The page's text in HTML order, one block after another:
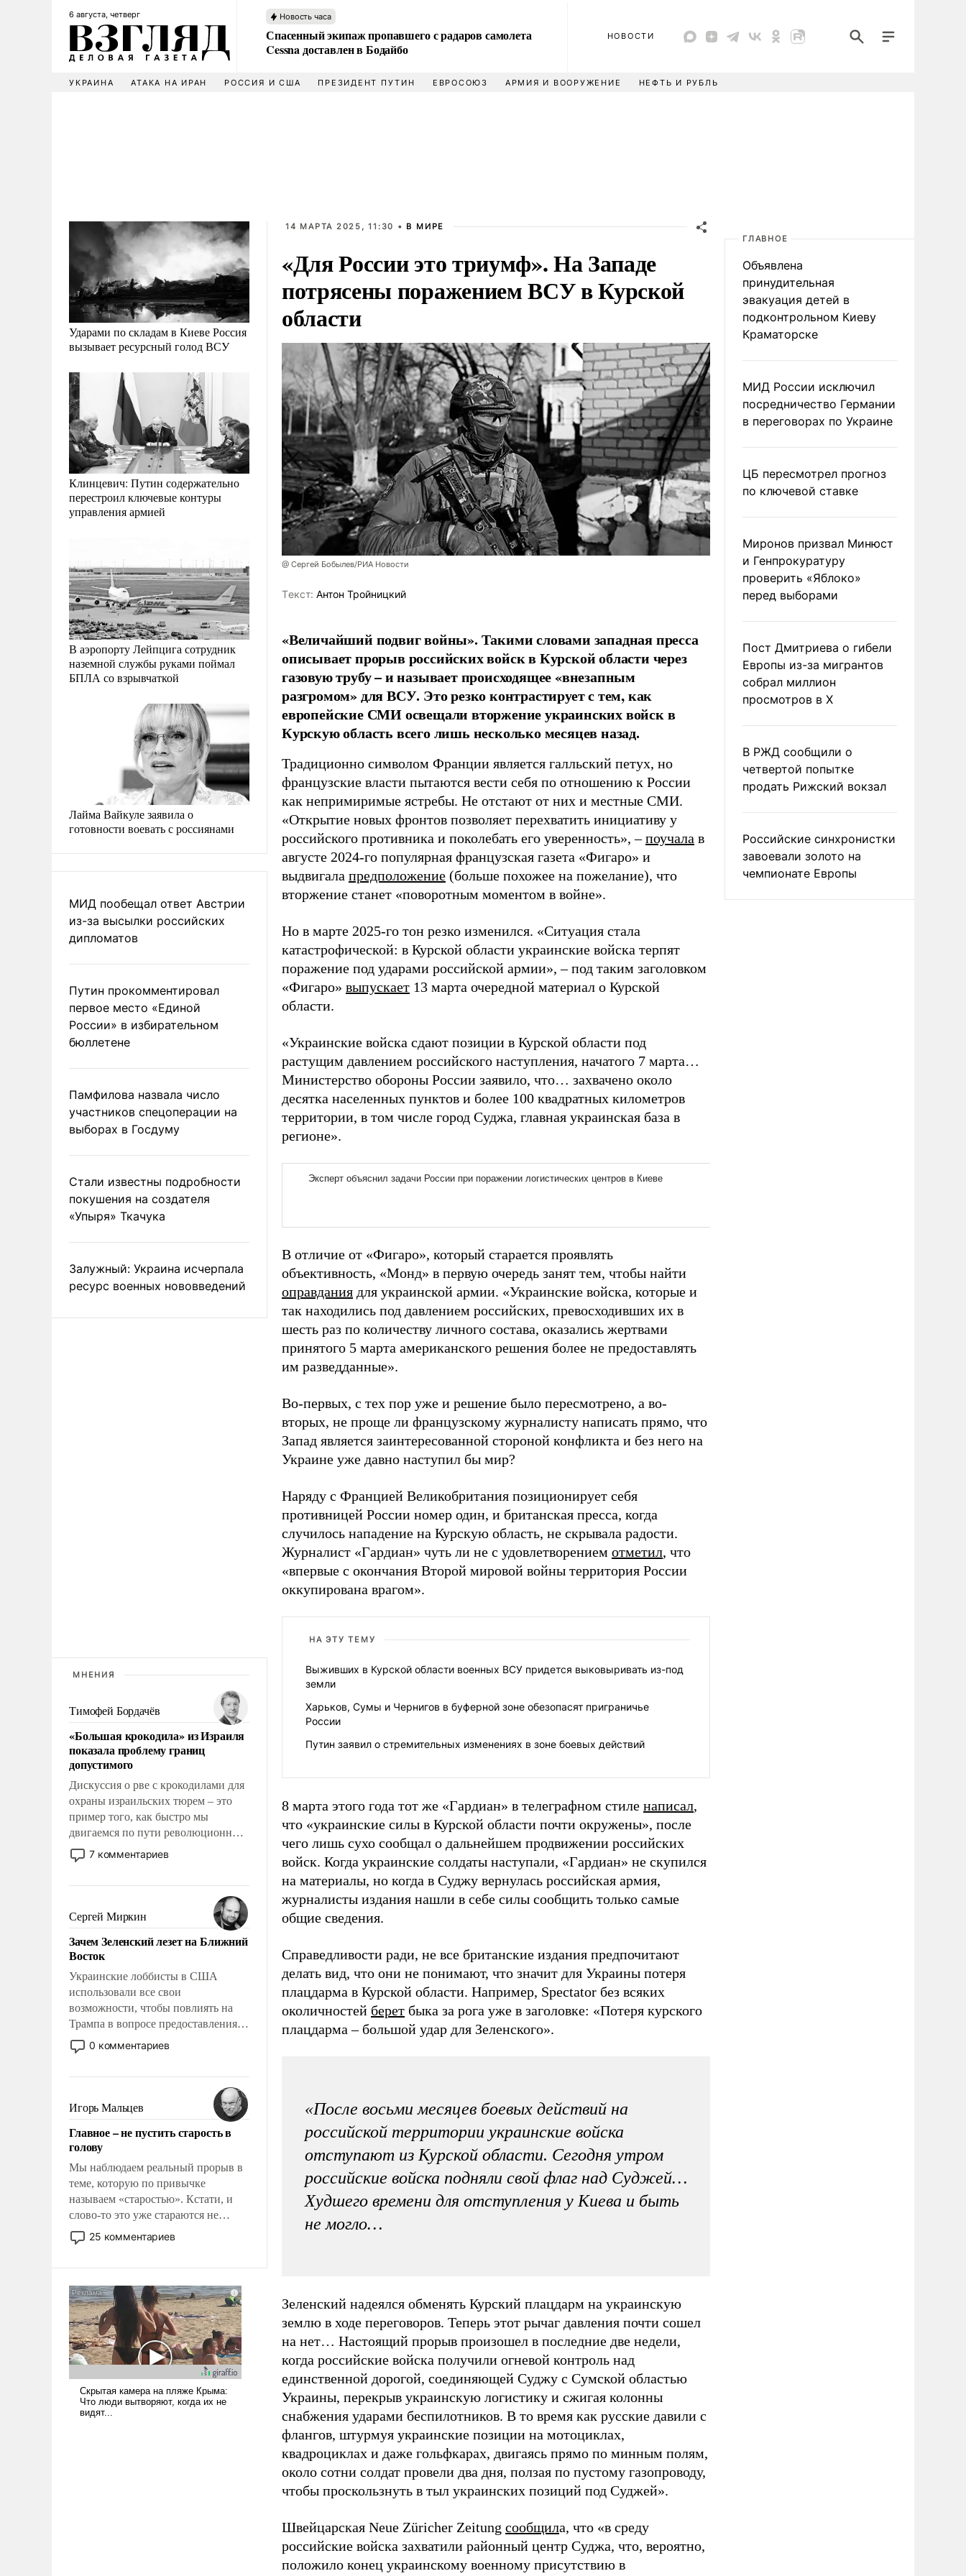
6 августа, четверг Новость часа
Спасенный экипаж пропавшего с радаров самолета
Cessna доставлен в Бодайбо
НОВОСТИ
УКРАИНА АТАКА НА ИРАН РОССИЯ И США ПРЕЗИДЕНТ ПУТИН ЕВРОСОЮЗ АРМИЯ И ВООРУЖЕНИЕ НЕФТЬ И РУБЛЬ
Ударами по складам в Киеве Россия
вызывает ресурсный голод ВСУ
Клинцевич: Путин содержательно
перестроил ключевые контуры
управления армией
В аэропорту Лейпцига сотрудник
наземной службы руками поймал
БПЛА со взрывчаткой
Лайма Вайкуле заявила о
готовности воевать с россиянами
МИД пообещал ответ Австрии
из-за высылки российских
дипломатов
Путин прокомментировал
первое место «Единой
России» в избирательном
бюллетене
Памфилова назвала число
участников спецоперации на
выборах в Госдуму
Стали известны подробности
покушения на создателя
«Упыря» Ткачука
Залужный: Украина исчерпала
ресурс военных нововведений
МНЕНИЯ
Тимофей Бордачёв
«Большая крокодила» из Израиля
показала проблему границ
допустимого
Дискуссия о рве с крокодилами для
охраны израильских тюрем – это
пример того, как быстро мы
двигаемся по пути революционных
изменений. То, что несколько лет
назад было образом для
7 комментариев
Сергей Миркин
Зачем Зеленский лезет на Ближний
Восток
Украинские лоббисты в США
использовали все свои
возможности, чтобы повлиять на
Трампа в вопросе предоставления
вооружений своим нанимателям.
Вероятно, кому-то из тех, кто
продемонстрировать, что Украина
вступила в вооруженное
противостояние с Ираном.
0 комментариев
Игорь Мальцев
Главное – не пустить старость в
голову
Мы наблюдаем реальный прорыв в
теме, которую по привычке
называем «старостью». Кстати, и
слово-то это уже стараются не
использовать – так же, как «бабка»,
«дед», – хотя бы в образованной
25 комментариев
14 МАРТА 2025, 11:30 • В МИРЕ
«Для России это триумф». На Западе
потрясены поражением ВСУ в Курской
области
@ Сергей Бобылев/РИА Новости
Tекст: Антон Тройницкий
«Величайший подвиг войны». Такими словами западная пресса
описывает прорыв российских войск в Курской области через
газовую трубу – и называет происходящее «внезапным
разгромом» для ВСУ. Это резко контрастирует с тем, как
европейские СМИ освещали вторжение украинских войск в
Курскую область всего лишь несколько месяцев назад.
Традиционно символом Франции является галльский петух, но
французские власти пытаются вести себя по отношению к России
как непримиримые ястребы. Не отстают от них и местные СМИ.
«Открытие новых фронтов позволяет перехватить инициативу у
российского противника и поколебать его уверенность», –поучала в
августе 2024-го популярная французская газета «Фигаро» и
выдвигала предположение (больше похожее на пожелание), что
вторжение станет «поворотным моментом в войне».
Но в марте 2025-го тон резко изменился. «Ситуация стала
катастрофической: в Курской области украинские войска терпят
поражение под ударами российской армии», – под таким заголовком
«Фигаро» выпускает 13 марта очередной материал о Курской
области.
«Украинские войска сдают позиции в Курской области под
растущим давлением российского наступления, начатого 7 марта…
Министерство обороны России заявило, что… захвачено около
десятка населенных пунктов и более 100 квадратных километров
территории, в том числе город Суджа, главная украинская база в
регионе».
В отличие от «Фигаро», который старается проявлять
объективность, «Монд» в первую очередь занят тем, чтобы найти
оправдания для украинской армии. «Украинские войска, которые и
так находились под давлением российских, превосходивших их в
шесть раз по количеству личного состава, оказались жертвами
принятого 5 марта американского решения более не предоставлять
им разведданные».
Во-первых, с тех пор уже и решение было пересмотрено, а во-
вторых, не проще ли французскому журналисту написать прямо, что
Запад является заинтересованной стороной конфликта и без него на
Украине уже давно наступил бы мир?
Наряду с Францией Великобритания позиционирует себя
противницей России номер один, и британская пресса, когда
случилось нападение на Курскую область, не скрывала радости.
Журналист «Гардиан» чуть ли не с удовлетворением отметил, что
«впервые с окончания Второй мировой войны территория России
оккупирована врагом».
НА ЭТУ ТЕМУ
Выживших в Курской области военных ВСУ придется выковыривать из-под
земли
Харьков, Сумы и Чернигов в буферной зоне обезопасят приграничье
России
Путин заявил о стремительных изменениях в зоне боевых действий
8 марта этого года тот же «Гардиан» в телеграфном стиле написал,
что «украинские силы в Курской области почти окружены», после
чего лишь сухо сообщал о дальнейшем продвижении российских
войск. Когда украинские солдаты наступали, «Гардиан» не скупился
на материалы, но когда в Суджу вернулась российская армия,
журналисты издания нашли в себе силы сообщить только самые
общие сведения.
Справедливости ради, не все британские издания предпочитают
делать вид, что они не понимают, что значит для Украины потеря
плацдарма в Курской области. Например, Spectator без всяких
околичностей берет быка за рога уже в заголовке: «Потеря курского
плацдарма – большой удар для Зеленского».
«После восьми месяцев боевых действий на
российской территории украинские войска
отступают из Курской области. Сегодня утром
российские войска подняли свой флаг над Суджей…
Худшего времени для отступления у Киева и быть
не могло…
Зеленский надеялся обменять Курский плацдарм на украинскую
землю в ходе переговоров. Теперь этот рычаг давления почти сошел
на нет… Настоящий прорыв произошел в последние две недели,
когда российские войска получили огневой контроль над
единственной дорогой, соединяющей Суджу с Сумской областью
Украины, перекрыв украинскую логистику и сжигая колонны
снабжения ударами беспилотников. В то время как русские давили с
флангов, штурмуя украинские позиции на мотоциклах,
квадроциклах и даже гольфкарах, двигаясь прямо по минным полям,
около сотни солдат провели два дня, ползая по пустому газопроводу,
чтобы проскользнуть в тыл украинских позиций под Суджей».
Швейцарская Neue Züricher Zeitung сообщила, что «в среду
российские войска захватили районный центр Суджа, что, вероятно,
положило конец украинскому военному присутствию в
ГЛАВНОЕ
Объявлена
принудительная
эвакуация детей в
подконтрольном Киеву
Краматорске
МИД России исключил
посредничество Германии
в переговорах по Украине
ЦБ пересмотрел прогноз
по ключевой ставке
Миронов призвал Минюст
и Генпрокуратуру
проверить «Яблоко»
перед выборами
Пост Дмитриева о гибели
Европы из-за мигрантов
собрал миллион
просмотров в X
В РЖД сообщили о
четвертой попытке
продать Рижский вокзал
Российские синхронистки
завоевали золото на
чемпионате Европы